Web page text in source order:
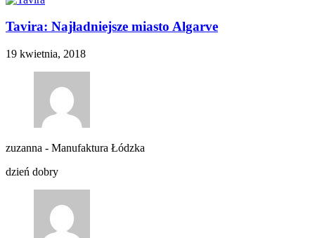
Tavira: Najładniejsze miasto Algarve
19 kwietnia, 2018
zuzanna - Manufaktura Łódzka
dzień dobry